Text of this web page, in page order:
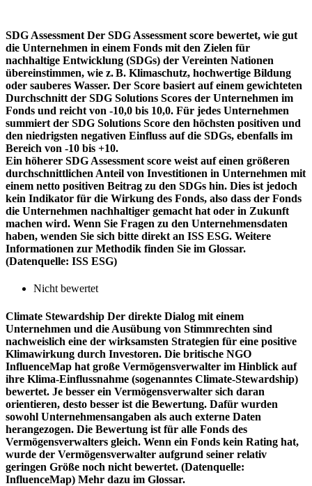
SDG Assessment Der SDG Assessment score bewertet, wie gut
die Unternehmen in einem Fonds mit den Zielen für
nachhaltige Entwicklung (SDGs) der Vereinten Nationen
übereinstimmen, wie z. B. Klimaschutz, hochwertige Bildung
oder sauberes Wasser. Der Score basiert auf einem gewichteten
Durchschnitt der SDG Solutions Scores der Unternehmen im
Fonds und reicht von -10,0 bis 10,0. Für jedes Unternehmen
summiert der SDG Solutions Score den höchsten positiven und
den niedrigsten negativen Einfluss auf die SDGs, ebenfalls im
Bereich von -10 bis +10.
Ein höherer SDG Assessment score weist auf einen größeren
durchschnittlichen Anteil von Investitionen in Unternehmen mit
einem netto positiven Beitrag zu den SDGs hin. Dies ist jedoch
kein Indikator für die Wirkung des Fonds, also dass der Fonds
die Unternehmen nachhaltiger gemacht hat oder in Zukunft
machen wird. Wenn Sie Fragen zu den Unternehmensdaten
haben, wenden Sie sich bitte direkt an ISS ESG. Weitere
Informationen zur Methodik finden Sie im Glossar.
(Datenquelle: ISS ESG)
Nicht bewertet
Climate Stewardship Der direkte Dialog mit einem
Unternehmen und die Ausübung von Stimmrechten sind
nachweislich eine der wirksamsten Strategien für eine positive
Klimawirkung durch Investoren. Die britische NGO
InfluenceMap hat große Vermögensverwalter im Hinblick auf
ihre Klima-Einflussnahme (sogenanntes Climate-Stewardship)
bewertet. Je besser ein Vermögensverwalter sich daran
orientieren, desto besser ist die Bewertung. Dafür wurden
sowohl Unternehmensangaben als auch externe Daten
herangezogen. Die Bewertung ist für alle Fonds des
Vermögensverwalters gleich. Wenn ein Fonds kein Rating hat,
wurde der Vermögensverwalter aufgrund seiner relativ
geringen Größe noch nicht bewertet. (Datenquelle:
InfluenceMap) Mehr dazu im Glossar.